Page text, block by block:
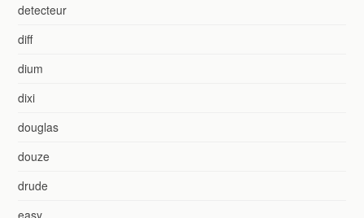
detecteur
diff
dium
dixi
douglas
douze
drude
easy